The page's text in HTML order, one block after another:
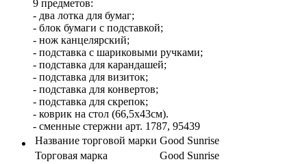
9 предметов:
- два лотка для бумаг;
- блок бумаги с подставкой;
- нож канцелярский;
- подставка с шариковыми ручками;
- подставка для карандашей;
- подставка для визиток;
- подставка для конвертов;
- подставка для скрепок;
- коврик на стол (66,5х43см).
- сменные стержни арт. 1787, 95439
Название торговой марки Good Sunrise
Торговая марка
Good Sunrise